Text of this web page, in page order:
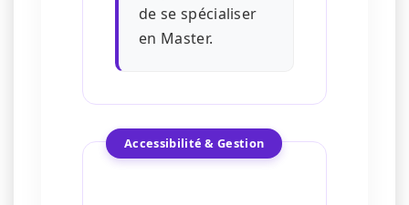
de se spécialiser
en Master.
Accessibilité & Gestion